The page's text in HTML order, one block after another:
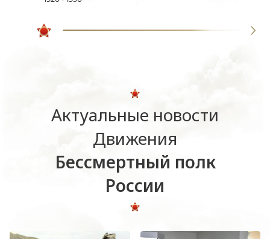
Актуальные новости
Движения
Бессмертный полк
России